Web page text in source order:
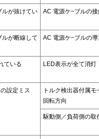
ルが抜けてい
AC 電源ケ−ブルの
ルが断線して
AC 電源ケ−ブルの導
ている LED表示が全て消灯
設定ミス
トルク検出器付属モ
回転方向
駆動側／負荷側の取